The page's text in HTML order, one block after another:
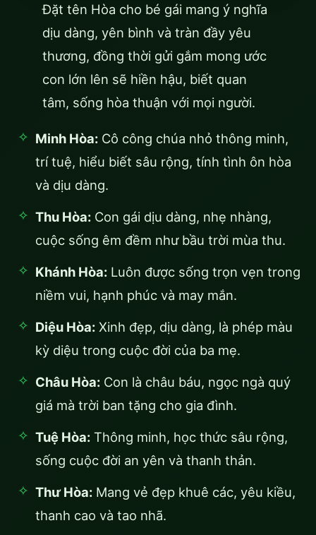
Đặt tên Hòa cho bé gái mang ý nghĩa
dịu dàng, yên bình và tràn đầy yêu
thương, đồng thời gửi gắm mong ước
con lớn lên sẽ hiền hậu, biết quan
tâm, sống hòa thuận với mọi người.
Minh Hòa: Cô công chúa nhỏ thông minh,
trí tuệ, hiểu biết sâu rộng, tính tình ôn hòa
và dịu dàng.
Thu Hòa: Con gái dịu dàng, nhẹ nhàng,
cuộc sống êm đềm như bầu trời mùa thu.
Khánh Hòa: Luôn được sống trọn vẹn trong
niềm vui, hạnh phúc và may mắn.
Diệu Hòa: Xinh đẹp, dịu dàng, là phép màu
kỳ diệu trong cuộc đời của ba mẹ.
Châu Hòa: Con là châu báu, ngọc ngà quý
giá mà trời ban tặng cho gia đình.
Tuệ Hòa: Thông minh, học thức sâu rộng,
sống cuộc đời an yên và thanh thản.
Thư Hòa: Mang vẻ đẹp khuê các, yêu kiều,
thanh cao và tao nhã.